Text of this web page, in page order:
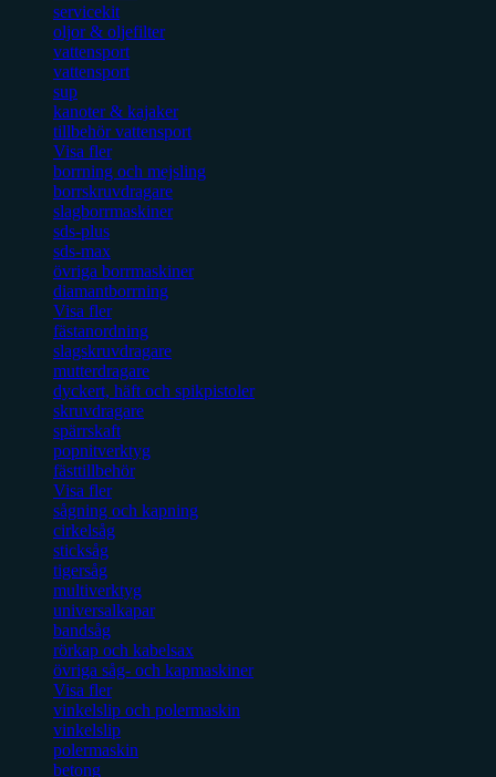
servicekit
oljor & oljefilter
vattensport
vattensport
sup
kanoter & kajaker
tillbehör vattensport
Visa fler
borrning och mejsling
borrskruvdragare
slagborrmaskiner
sds-plus
sds-max
övriga borrmaskiner
diamantborrning
Visa fler
fästanordning
slagskruvdragare
mutterdragare
dyckert, häft och spikpistoler
skruvdragare
spärrskaft
popnitverktyg
fästtillbehör
Visa fler
sågning och kapning
cirkelsåg
sticksåg
tigersåg
multiverktyg
universalkapar
bandsåg
rörkap och kabelsax
övriga såg- och kapmaskiner
Visa fler
vinkelslip och polermaskin
vinkelslip
polermaskin
betong